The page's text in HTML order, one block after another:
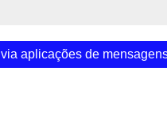
aplicações de